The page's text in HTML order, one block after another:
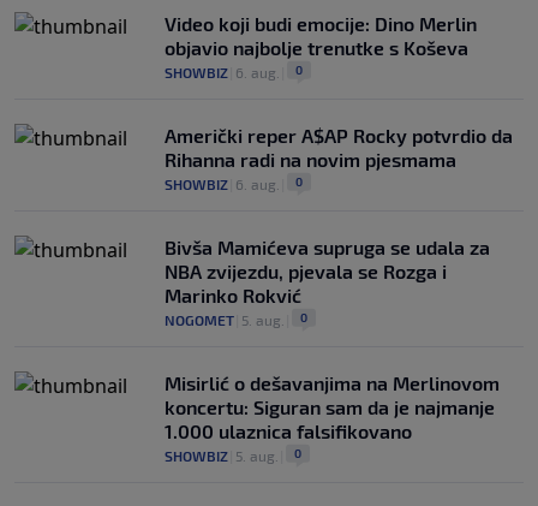
Video koji budi emocije: Dino Merlin
objavio najbolje trenutke s Koševa
SHOWBIZ 6. aug. 0
Američki reper A$AP Rocky potvrdio da
Rihanna radi na novim pjesmama
SHOWBIZ 6. aug. 0
Bivša Mamićeva supruga se udala za
NBA zvijezdu, pjevala se Rozga i
Marinko Rokvić
NOGOMET 5. aug. 0
Misirlić o dešavanjima na Merlinovom
koncertu: Siguran sam da je najmanje
1.000 ulaznica falsifikovano
SHOWBIZ 5. aug. 0